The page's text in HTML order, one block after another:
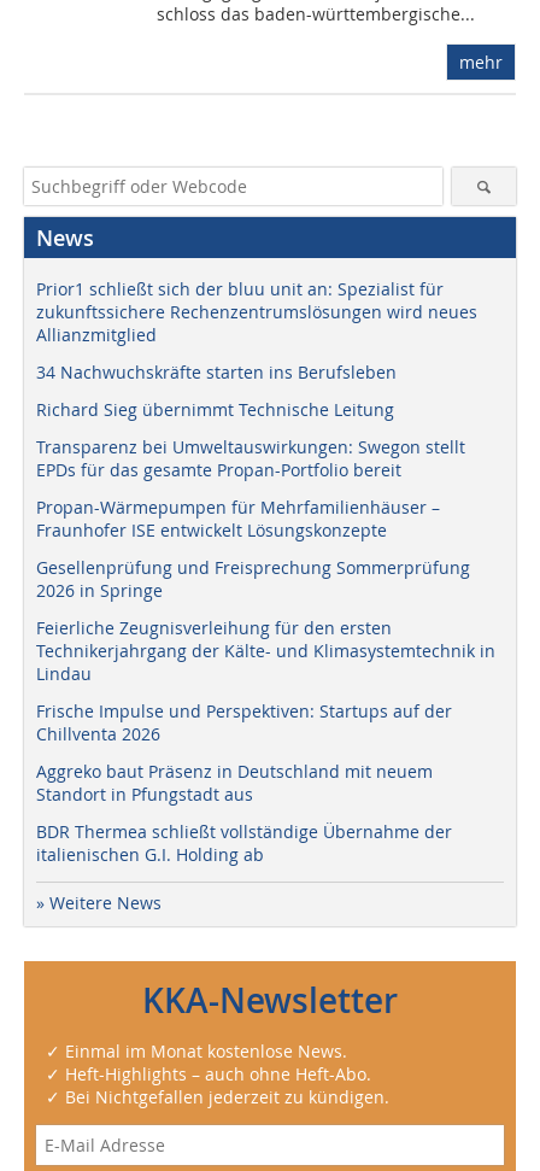
schloss das baden-württembergische...
mehr
News
Prior1 schließt sich der bluu unit an: Spezialist für
zukunftssichere Rechenzentrumslösungen wird neues
Allianzmitglied
34 Nachwuchskräfte starten ins Berufsleben
Richard Sieg übernimmt Technische Leitung
Transparenz bei Umweltauswirkungen: Swegon stellt
EPDs für das gesamte Propan-Portfolio bereit
Propan-Wärmepumpen für Mehrfamilienhäuser –
Fraunhofer ISE entwickelt Lösungskonzepte
Gesellenprüfung und Freisprechung Sommerprüfung
2026 in Springe
Feierliche Zeugnisverleihung für den ersten
Technikerjahrgang der Kälte- und Klimasystemtechnik in
Lindau
Frische Impulse und Perspektiven: Startups auf der
Chillventa 2026
Aggreko baut Präsenz in Deutschland mit neuem
Standort in Pfungstadt aus
BDR Thermea schließt vollständige Übernahme der
italienischen G.I. Holding ab
» Weitere News
KKA-Newsletter
✓ Einmal im Monat kostenlose News.
✓ Heft-Highlights – auch ohne Heft-Abo.
✓ Bei Nichtgefallen jederzeit zu kündigen.